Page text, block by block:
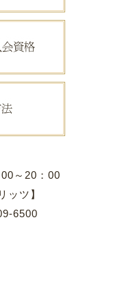
～20：00
ッツ】
6500